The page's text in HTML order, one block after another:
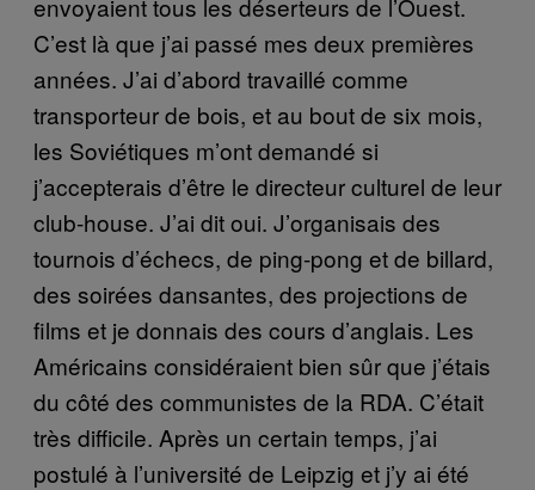
C’est là que j’ai passé mes deux premières
années. J’ai d’abord travaillé comme
transporteur de bois, et au bout de six mois,
les Soviétiques m’ont demandé si
j’accepterais d’être le directeur culturel de leur
club-house. J’ai dit oui. J’organisais des
tournois d’échecs, de ping-pong et de billard,
des soirées dansantes, des projections de
films et je donnais des cours d’anglais. Les
Américains considéraient bien sûr que j’étais
du côté des communistes de la RDA. C’était
très difficile. Après un certain temps, j’ai
postulé à l’université de Leipzig et j’y ai été